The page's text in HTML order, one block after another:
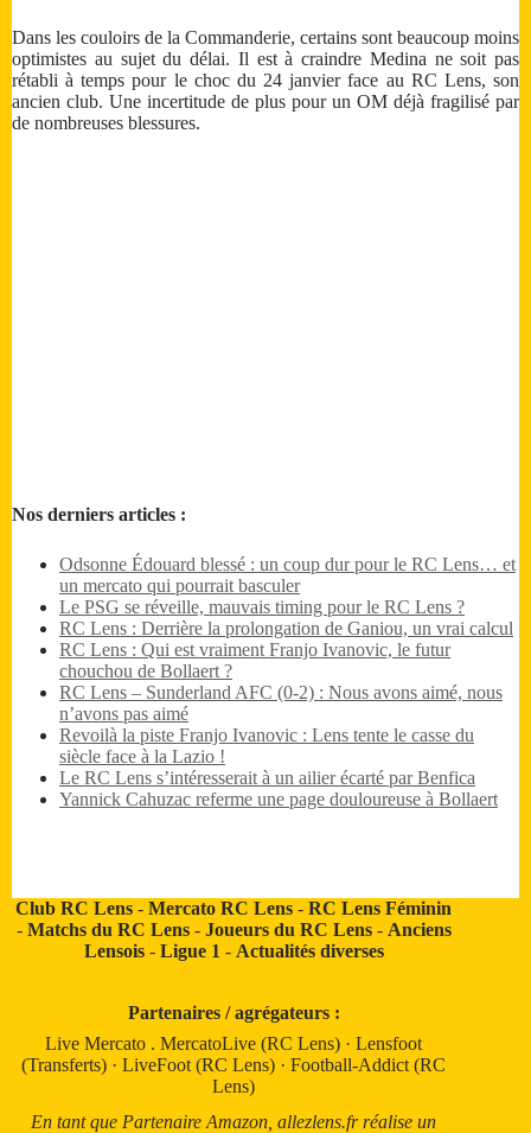
Dans les couloirs de la Commanderie, certains sont beaucoup moins
optimistes au sujet du délai. Il est à craindre Medina ne soit pas
rétabli à temps pour le choc du 24 janvier face au RC Lens, son
ancien club. Une incertitude de plus pour un OM déjà fragilisé par
de nombreuses blessures.
Nos derniers articles :
Odsonne Édouard blessé : un coup dur pour le RC Lens… et
un mercato qui pourrait basculer
Le PSG se réveille, mauvais timing pour le RC Lens ?
RC Lens : Derrière la prolongation de Ganiou, un vrai calcul
RC Lens : Qui est vraiment Franjo Ivanovic, le futur
chouchou de Bollaert ?
RC Lens – Sunderland AFC (0-2) : Nous avons aimé, nous
n’avons pas aimé
Revoilà la piste Franjo Ivanovic : Lens tente le casse du
siècle face à la Lazio !
Le RC Lens s’intéresserait à un ailier écarté par Benfica
Yannick Cahuzac referme une page douloureuse à Bollaert
Club RC Lens -Mercato RC Lens -RC Lens Féminin
- Matchs du RC Lens- Joueurs du RC Lens- Anciens
Lensois- Ligue 1 - Actualités diverses
Partenaires / agrégateurs :
Live Mercato .MercatoLive (RC Lens) ·Lensfoot
(Transferts) ·LiveFoot (RC Lens) ·Football-Addict (RC
Lens)
En tant que Partenaire Amazon, allezlens.fr réalise un